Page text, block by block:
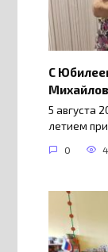
С
5 августа
летием
0 4